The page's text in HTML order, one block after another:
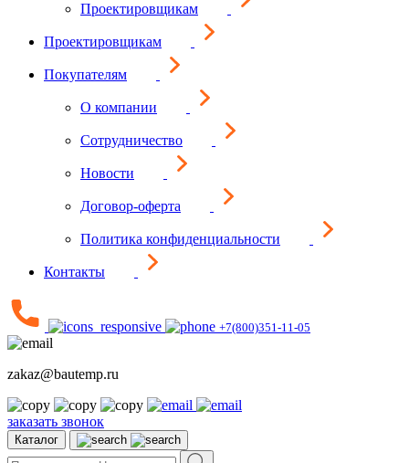
Проектировщикам
Проектировщикам
Покупателям
О компании
Сотрудничество
Новости
Договор-оферта
Политика конфиденциальности
Контакты
+7(800)351-11-05
zakaz@bautemp.ru
заказать звонок
Каталог